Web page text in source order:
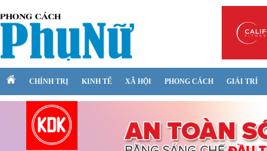
CHÍNH TRỊ KINH TẾ XÃ HỘI PHONG CÁCH GIẢI TRÍ